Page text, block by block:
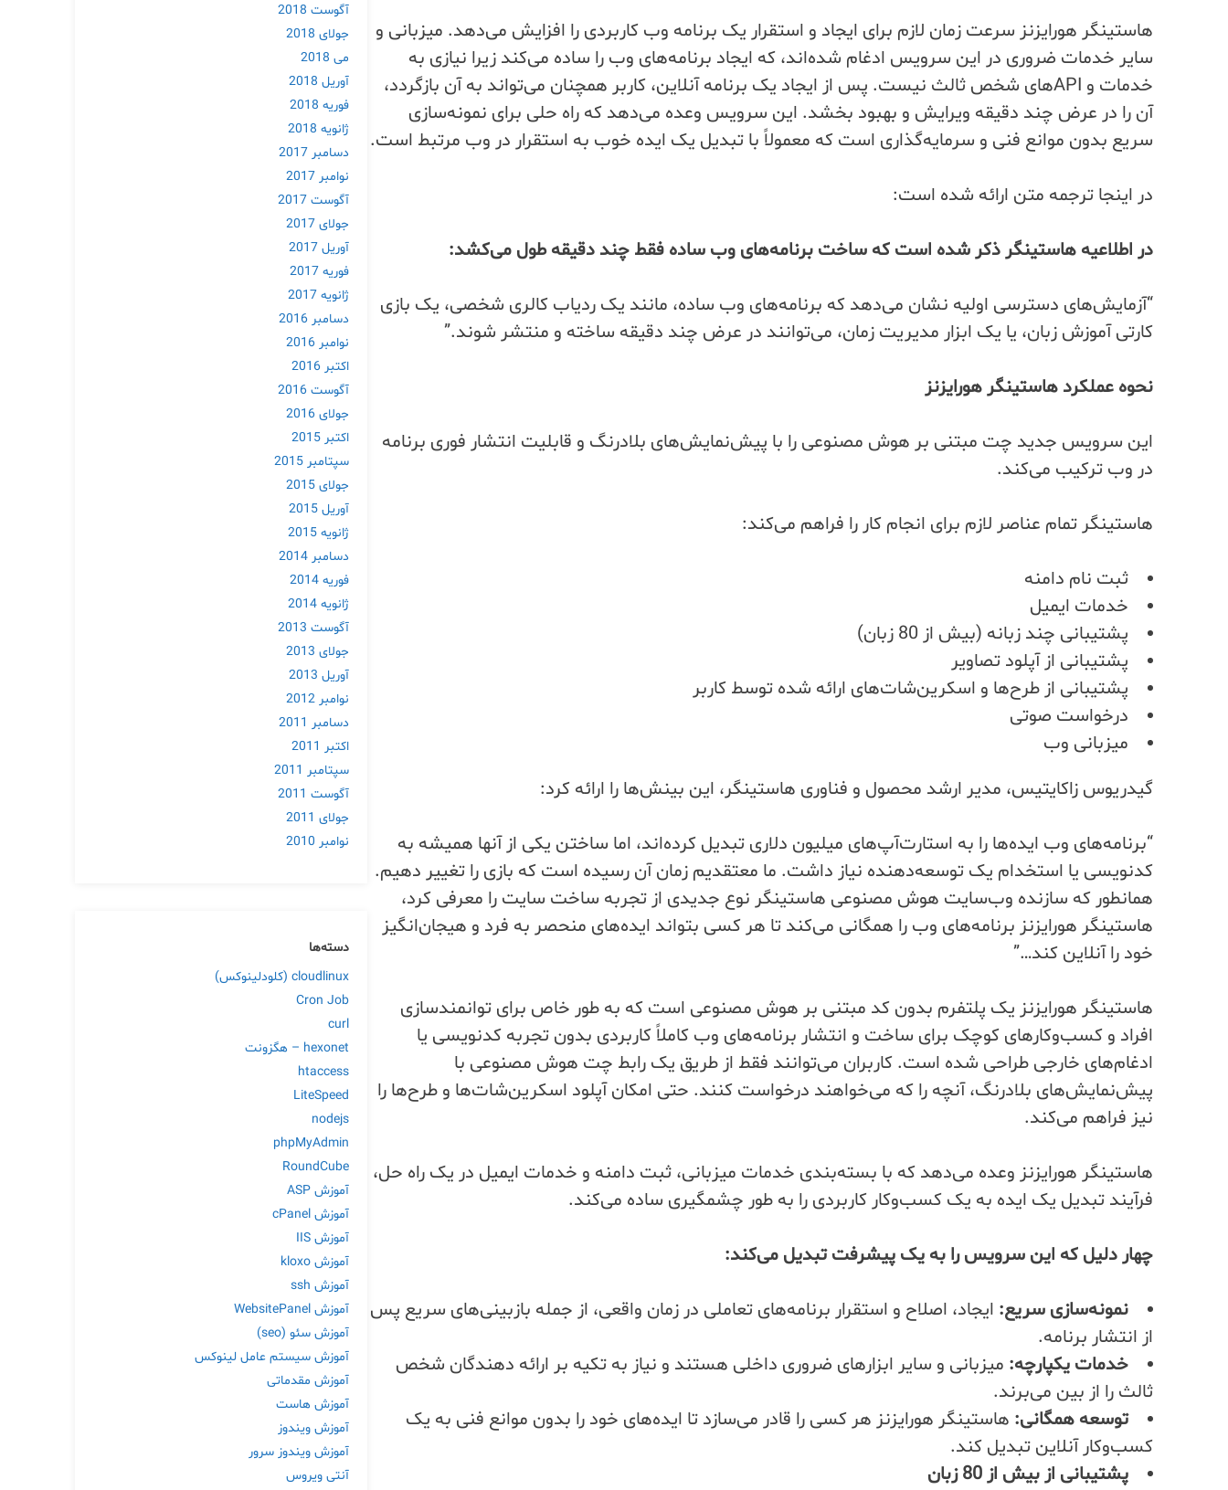
Skip
to
content
هاستینگر هورایزنز سرعت زمان لازم برای ایجاد و استقرار یک برنامه وب کاربردی را افزایش می‌دهد. میزبانی و
سایر خدمات ضروری در این سرویس ادغام شده‌اند، که ایجاد برنامه‌های وب را ساده می‌کند زیرا نیازی به
خدمات و APIهای شخص ثالث نیست. پس از ایجاد یک برنامه آنلاین، کاربر همچنان می‌تواند به آن بازگردد،
آن را در عرض چند دقیقه ویرایش و بهبود بخشد. این سرویس وعده می‌دهد که راه حلی برای نمونه‌سازی
سریع بدون موانع فنی و سرمایه‌گذاری است که معمولاً با تبدیل یک ایده خوب به استقرار در وب مرتبط است.
در اینجا ترجمه متن ارائه شده است:
در اطلاعیه هاستینگر ذکر شده است که ساخت برنامه‌های وب ساده فقط چند دقیقه طول می‌کشد:
“آزمایش‌های دسترسی اولیه نشان می‌دهد که برنامه‌های وب ساده، مانند یک ردیاب کالری شخصی، یک بازی
کارتی آموزش زبان، یا یک ابزار مدیریت زمان، می‌توانند در عرض چند دقیقه ساخته و منتشر شوند.”
نحوه عملکرد هاستینگر هورایزنز
این سرویس جدید چت مبتنی بر هوش مصنوعی را با پیش‌نمایش‌های بلادرنگ و قابلیت انتشار فوری برنامه
در وب ترکیب می‌کند.
هاستینگر تمام عناصر لازم برای انجام کار را فراهم می‌کند:
ثبت نام دامنه
خدمات ایمیل
پشتیبانی چند زبانه (بیش از 80 زبان)
پشتیبانی از آپلود تصاویر
پشتیبانی از طرح‌ها و اسکرین‌شات‌های ارائه شده توسط کاربر
درخواست صوتی
میزبانی وب
گیدریوس زاکایتیس، مدیر ارشد محصول و فناوری هاستینگر، این بینش‌ها را ارائه کرد:
“برنامه‌های وب ایده‌ها را به استارت‌آپ‌های میلیون دلاری تبدیل کرده‌اند، اما ساختن یکی از آنها همیشه به
کدنویسی یا استخدام یک توسعه‌دهنده نیاز داشت. ما معتقدیم زمان آن رسیده است که بازی را تغییر دهیم.
همانطور که سازنده وب‌سایت هوش مصنوعی هاستینگر نوع جدیدی از تجربه ساخت سایت را معرفی کرد،
هاستینگر هورایزنز برنامه‌های وب را همگانی می‌کند تا هر کسی بتواند ایده‌های منحصر به فرد و هیجان‌انگیز
خود را آنلاین کند…”
هاستینگر هورایزنز یک پلتفرم بدون کد مبتنی بر هوش مصنوعی است که به طور خاص برای توانمندسازی
افراد و کسب‌وکارهای کوچک برای ساخت و انتشار برنامه‌های وب کاملاً کاربردی بدون تجربه کدنویسی یا
ادغام‌های خارجی طراحی شده است. کاربران می‌توانند فقط از طریق یک رابط چت هوش مصنوعی با
پیش‌نمایش‌های بلادرنگ، آنچه را که می‌خواهند درخواست کنند. حتی امکان آپلود اسکرین‌شات‌ها و طرح‌ها را
نیز فراهم می‌کند.
هاستینگر هورایزنز وعده می‌دهد که با بسته‌بندی خدمات میزبانی، ثبت دامنه و خدمات ایمیل در یک راه حل،
فرآیند تبدیل یک ایده به یک کسب‌وکار کاربردی را به طور چشمگیری ساده می‌کند.
چهار دلیل که این سرویس را به یک پیشرفت تبدیل می‌کند:
نمونه‌سازی سریع: ایجاد، اصلاح و استقرار برنامه‌های تعاملی در زمان واقعی، از جمله بازبینی‌های سریع پس
از انتشار برنامه.
خدمات یکپارچه: میزبانی و سایر ابزارهای ضروری داخلی هستند و نیاز به تکیه بر ارائه دهندگان شخص
ثالث را از بین می‌برند.
توسعه همگانی: هاستینگر هورایزنز هر کسی را قادر می‌سازد تا ایده‌های خود را بدون موانع فنی به یک
کسب‌وکار آنلاین تبدیل کند.
پشتیبانی از بیش از 80 زبان
آگوست 2018
جولای 2018
می 2018
آوریل 2018
فوریه 2018
ژانویه 2018
دسامبر 2017
نوامبر 2017
آگوست 2017
جولای 2017
آوریل 2017
فوریه 2017
ژانویه 2017
دسامبر 2016
نوامبر 2016
اکتبر 2016
آگوست 2016
جولای 2016
اکتبر 2015
سپتامبر 2015
جولای 2015
آوریل 2015
ژانویه 2015
دسامبر 2014
فوریه 2014
ژانویه 2014
آگوست 2013
جولای 2013
آوریل 2013
نوامبر 2012
دسامبر 2011
اکتبر 2011
سپتامبر 2011
آگوست 2011
جولای 2011
نوامبر 2010
دسته‌ها
cloudlinux (کلودلینوکس)
Cron Job
curl
hexonet – هگزونت
htaccess
LiteSpeed
nodejs
phpMyAdmin
RoundCube
آموزش ASP
آموزش cPanel
آموزش IIS
آموزش kloxo
آموزش ssh
آموزش WebsitePanel
آموزش سئو (seo)
آموزش سیستم عامل لینوکس
آموزش مقدماتی
آموزش هاست
آموزش ویندوز
آموزش ویندوز سرور
آنتی ویروس